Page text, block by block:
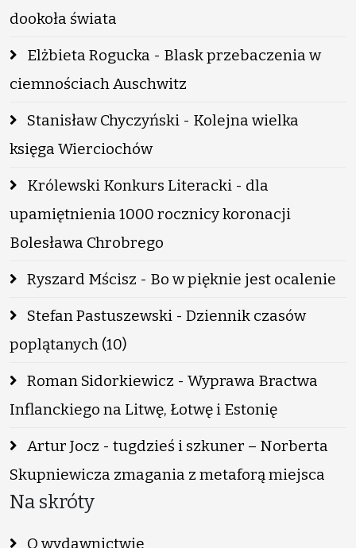
dookoła świata
Elżbieta Rogucka - Blask przebaczenia w
ciemnościach Auschwitz
Stanisław Chyczyński - Kolejna wielka
księga Wierciochów
Królewski Konkurs Literacki - dla
upamiętnienia 1000 rocznicy koronacji
Bolesława Chrobrego
Ryszard Mścisz - Bo w pięknie jest ocalenie
Stefan Pastuszewski - Dziennik czasów
poplątanych (10)
Roman Sidorkiewicz - Wyprawa Bractwa
Inflanckiego na Litwę, Łotwę i Estonię
Artur Jocz - tugdzieś i szkuner – Norberta
Skupniewicza zmagania z metaforą miejsca
Na skróty
O wydawnictwie